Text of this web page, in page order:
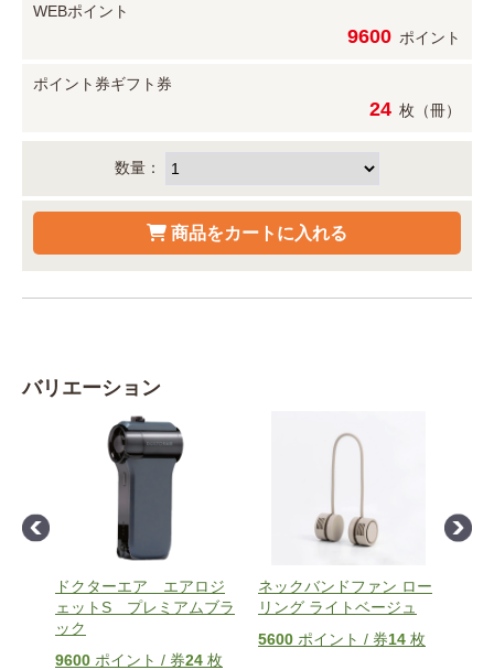
WEBポイント
9600 ポイント
ポイント券ギフト券
24 枚（冊）
数量：
バリエーション
ドクターエア エアロジ
ェットS プレミアムブラ
ック
9600 ポイント / 券24 枚
ネックバンドファン ロー
リング ライトベージュ
5600 ポイント / 券14 枚